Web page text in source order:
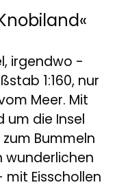
irgendwo -
1:160, nur
Meer. Mit
um die Insel
Bummeln
wunderlichen
mit Eisschollen